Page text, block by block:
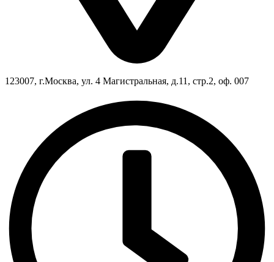
123007, г.Москва, ул. 4 Магистральная, д.11, стр.2, оф. 007